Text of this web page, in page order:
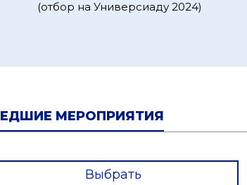
(отбор на Универсиаду 2024)
МЕРОПРИЯТИЯ
Выбрать